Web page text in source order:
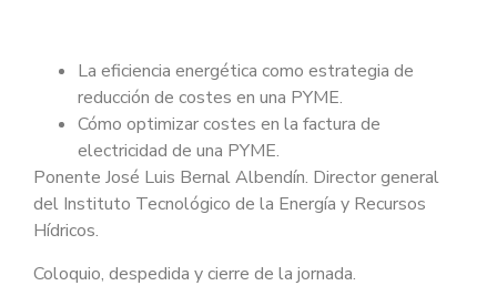
La eficiencia energética como estrategia de
reducción de costes en una PYME.
Cómo optimizar costes en la factura de
electricidad de una PYME.
Ponente José Luis Bernal Albendín. Director general
del Instituto Tecnológico de la Energía y Recursos
Hídricos.
Coloquio, despedida y cierre de la jornada.